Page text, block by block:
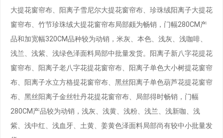
大提花窗帘布、阳离子雪尼尔大提花窗帘布、珍珠绒阳离子大提花
窗帘布、竹节珍珠绒大提花窗帘布局部颇为畅销，门幅280CM产
品和加宽幅320CM品种较为动销，米灰、本色、浅灰、浅咖啡、
浅兰、浅紫、浅绿色泽面料局部中批量发货。阳离子新八字花提花
窗帘布、阳离子老八字花提花窗帘布、阳离子单色大小树提花窗帘
布、阳离子水立方格提花窗帘布、黑丝阳离子单色葫芦花提花窗帘
布、黑丝阳离子金丝牡丹花提花窗帘布、局部得时畅销，门幅
280CM产品较为动销，浅灰、浅黄、浅粉、浅兰、浅新咖、浅
紫、浅中红、浅血牙、土黄、姜黄色泽面料局部尚有较中小批量发